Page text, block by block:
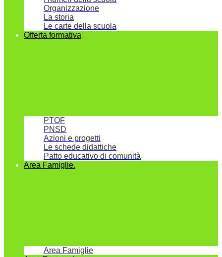
Organizzazione
La storia
Le carte della scuola
Offerta formativa
PTOF
PNSD
Azioni e progetti
Le schede didattiche
Patto educativo di comunità
Area Famiglie.
Area Famiglie